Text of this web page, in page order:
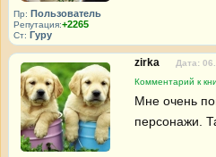
Пр: Пользователь
Репутация:+2265
Ст: Гуру
zirka
Дата:
Комментарий к
Мне очень
персонажи.